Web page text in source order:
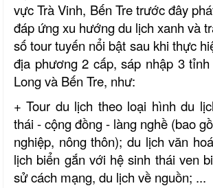
vực Trà Vinh, Bến Tre trước đây
đáp ứng xu hướng du lịch xanh và
số tour tuyến nổi bật sau khi thực
địa phương 2 cấp, sáp nhập 3
Long và Bến Tre, như:
+ Tour du lịch theo loại hình du
thái - cộng đồng - làng nghề (bao
nghiệp, nông thôn); du lịch văn
lịch biển gắn với hệ sinh thái ven
sử cách mạng, du lịch về nguồn; ...